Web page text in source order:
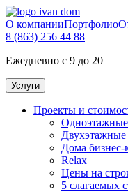
О компанииПортфолио
8 (863) 256 44 88
Ежедневно с 9 до 20
Услуги
Проекты и
Двухэтажные
Дома бизнес-
Relax
Цены на
5 слагаемых